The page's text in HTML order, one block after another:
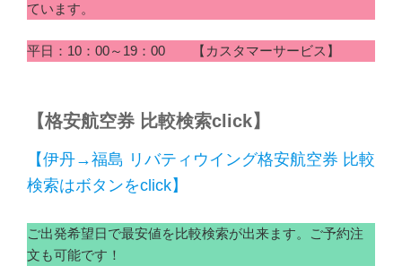
ています。
平日：10：00～19：00 【カスタマーサービス】
【格安航空券 比較検索click】
【伊丹→福島 リバティウイング格安航空券 比較
検索はボタンをclick】
ご出発希望日で最安値を比較検索が出来ます。ご予約注
文も可能です！